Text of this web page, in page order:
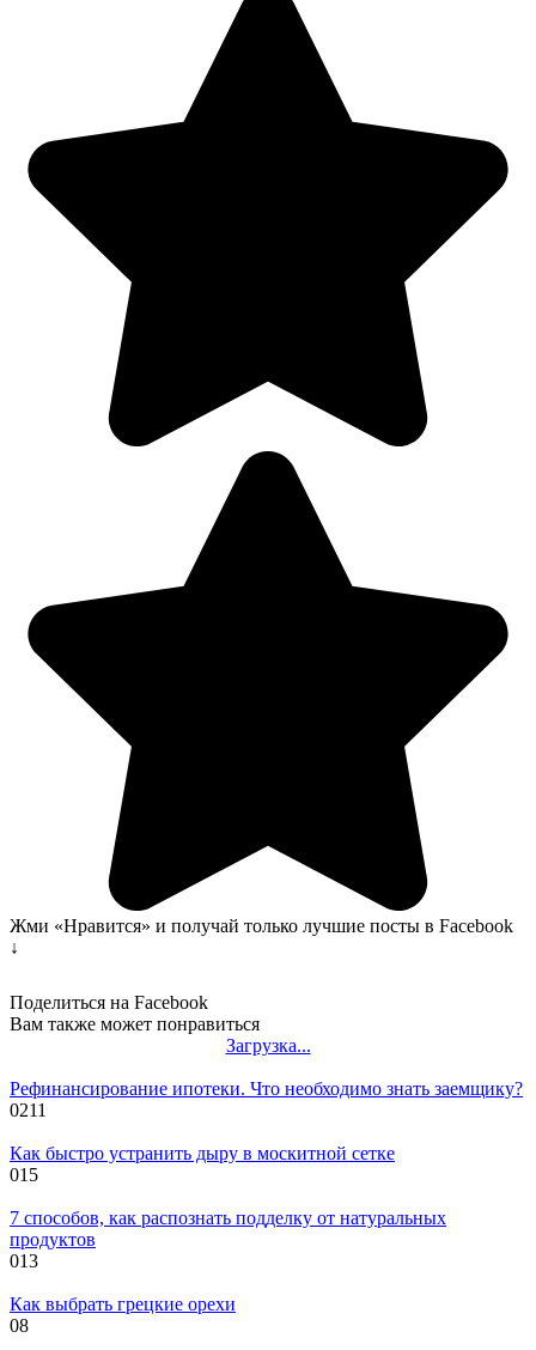
Жми «Нравится» и получай только лучшие посты в Facebook
↓
Поделиться на Facebook
Вам также может понравиться
Загрузка...
Рефинансирование ипотеки. Что необходимо знать заемщику?
0211
Как быстро устранить дыру в москитной сетке
015
7 способов, как распознать подделку от натуральных
продуктов
013
Как выбрать грецкие орехи
08